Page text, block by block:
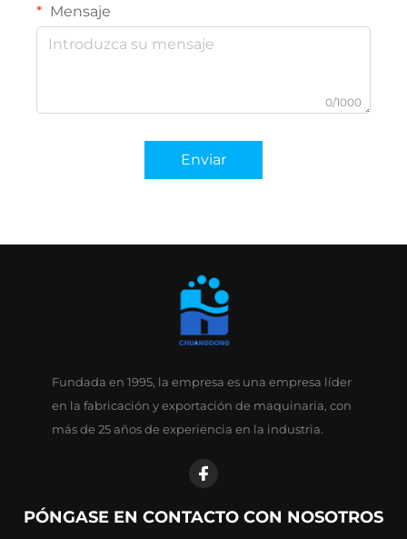
Mensaje
0/1000
Enviar
Fundada en 1995, la empresa es una empresa líder
en la fabricación y exportación de maquinaria, con
más de 25 años de experiencia en la industria.
PÓNGASE EN CONTACTO CON NOSOTROS